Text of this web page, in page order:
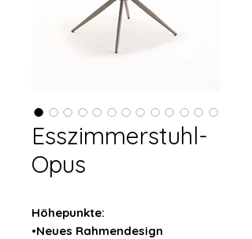
Esszimmerstuhl-
Opus
Höhepunkte:
•Neues Rahmendesign